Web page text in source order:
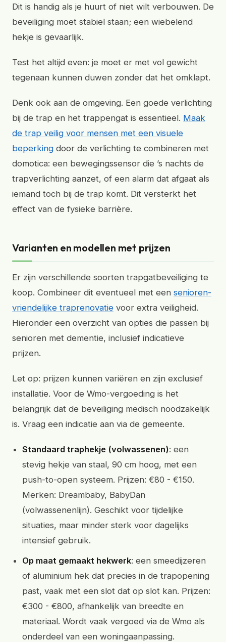
Dit is handig als je huurt of niet wilt verbouwen. De
beveiliging moet stabiel staan; een wiebelend
hekje is gevaarlijk.
Test het altijd even: je moet er met vol gewicht
tegenaan kunnen duwen zonder dat het omklapt.
Denk ook aan de omgeving. Een goede verlichting
bij de trap en het trappengat is essentieel. Maak
de trap veilig voor mensen met een visuele
beperking door de verlichting te combineren met
domotica: een bewegingssensor die ’s nachts de
trapverlichting aanzet, of een alarm dat afgaat als
iemand toch bij de trap komt. Dit versterkt het
effect van de fysieke barrière.
Varianten en modellen met prijzen
Er zijn verschillende soorten trapgatbeveiliging te
koop. Combineer dit eventueel met een senioren-
vriendelijke traprenovatie voor extra veiligheid.
Hieronder een overzicht van opties die passen bij
senioren met dementie, inclusief indicatieve
prijzen.
Let op: prijzen kunnen variëren en zijn exclusief
installatie. Voor de Wmo-vergoeding is het
belangrijk dat de beveiliging medisch noodzakelijk
is. Vraag een indicatie aan via de gemeente.
Standaard traphekje (volwassenen): een
stevig hekje van staal, 90 cm hoog, met een
push-to-open systeem. Prijzen: €80 - €150.
Merken: Dreambaby, BabyDan
(volwassenenlijn). Geschikt voor tijdelijke
situaties, maar minder sterk voor dagelijks
intensief gebruik.
Op maat gemaakt hekwerk: een smeedijzeren
of aluminium hek dat precies in de trapopening
past, vaak met een slot dat op slot kan. Prijzen:
€300 - €800, afhankelijk van breedte en
materiaal. Wordt vaak vergoed via de Wmo als
onderdeel van een woningaanpassing.